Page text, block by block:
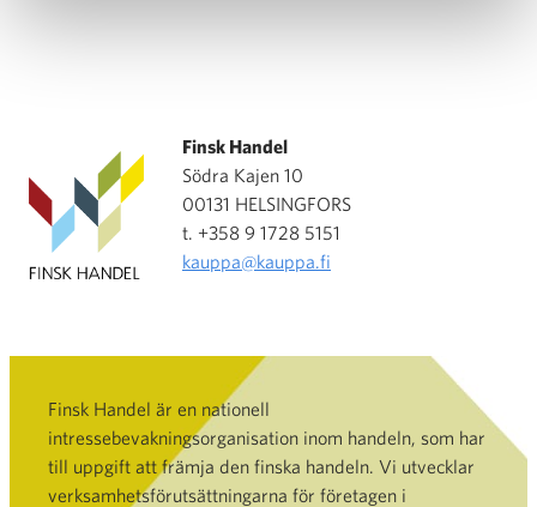
Finsk Handel
Södra Kajen 10
00131 HELSINGFORS
t. +358 9 1728 5151
kauppa@kauppa.fi
Finsk Handel är en nationell
intressebevakningsorganisation inom handeln, som har
till uppgift att främja den finska handeln. Vi utvecklar
verksamhetsförutsättningarna för företagen i